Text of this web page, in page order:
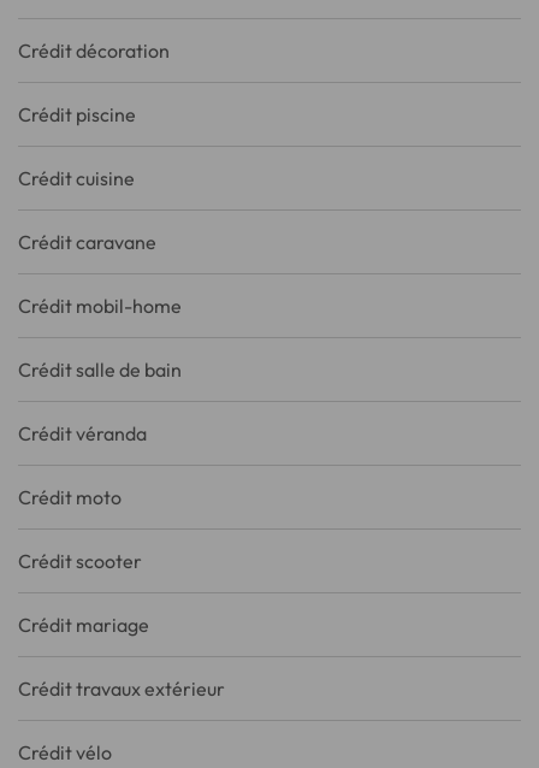
Crédit décoration
Crédit piscine
Crédit cuisine
Crédit caravane
Crédit mobil-home
Crédit salle de bain
Crédit véranda
Crédit moto
Crédit scooter
Crédit mariage
Crédit travaux extérieur
Crédit vélo